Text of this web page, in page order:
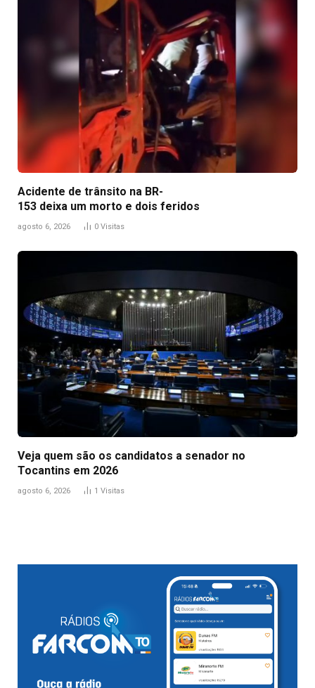
Acidente de trânsito na BR-
153 deixa um morto e dois feridos
agosto 6, 2026 0 Visitas
Veja quem são os candidatos a senador no
Tocantins em 2026
agosto 6, 2026 1 Visitas